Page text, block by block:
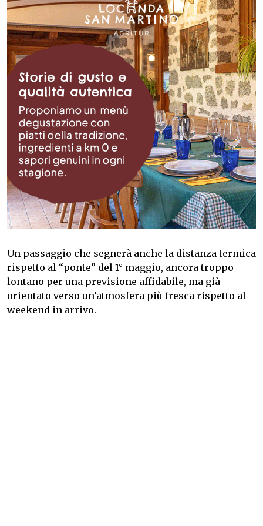
Un passaggio che segnerà anche la distanza termica
rispetto al “ponte” del 1° maggio, ancora troppo
lontano per una previsione affidabile, ma già
orientato verso un’atmosfera più fresca rispetto al
weekend in arrivo.